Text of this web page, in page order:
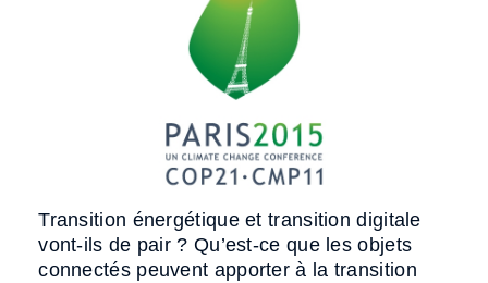
Transition énergétique et transition digitale
vont-ils de pair ? Qu’est-ce que les objets
connectés peuvent apporter à la transition